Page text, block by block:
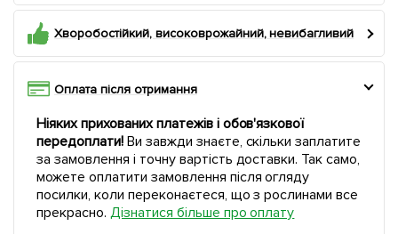
Хворобостійкий, високоврожайний, невибагливий
Оплата після отримання
Ніяких прихованих платежів і обов'язкової
передоплати!Ви завжди знаєте, скільки заплатите
за замовлення і точну вартість доставки. Так само,
можете оплатити замовлення після огляду
посилки, коли переконаєтеся, що з рослинами все
прекрасно. Дізнатися більше про оплату